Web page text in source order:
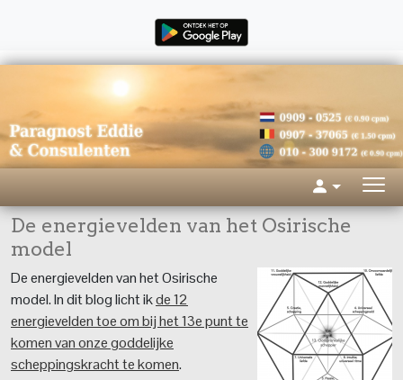
De energievelden van het Osirische
model
De energievelden van het Osirische
model. In dit blog licht ikde 12
energievelden toe om bij het 13e punt te
komen van onze goddelijke
scheppingskracht te komen.